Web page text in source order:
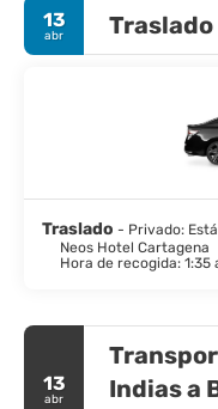
turística (adquisición de
conexión wifi gratis.
ventilador de techo y
servicio de limpieza
En este hotel tienes un
disposición para comer
todos los días de 07:00
13
abr Traslado
Traslado - Privado:
Neos Hotel Cartagena
Hora de recogida: 1:35
13
abr
Indias a